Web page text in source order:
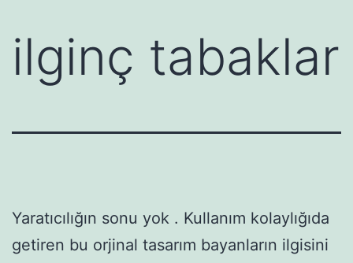
ilginç tabaklar
Yaratıcılığın sonu yok . Kullanım kolaylığıda
getiren bu orjinal tasarım bayanların ilgisini